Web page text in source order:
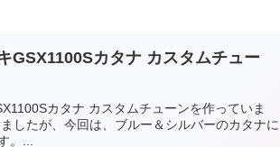
GSX1100Sカタナ カスタムチュー
カタナ カスタムチューンを作っていま
。...